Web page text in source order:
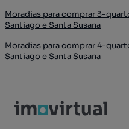
Moradias para comprar 3-
Santiago e Santa Susana
Moradias para comprar 4-
Santiago e Santa Susana